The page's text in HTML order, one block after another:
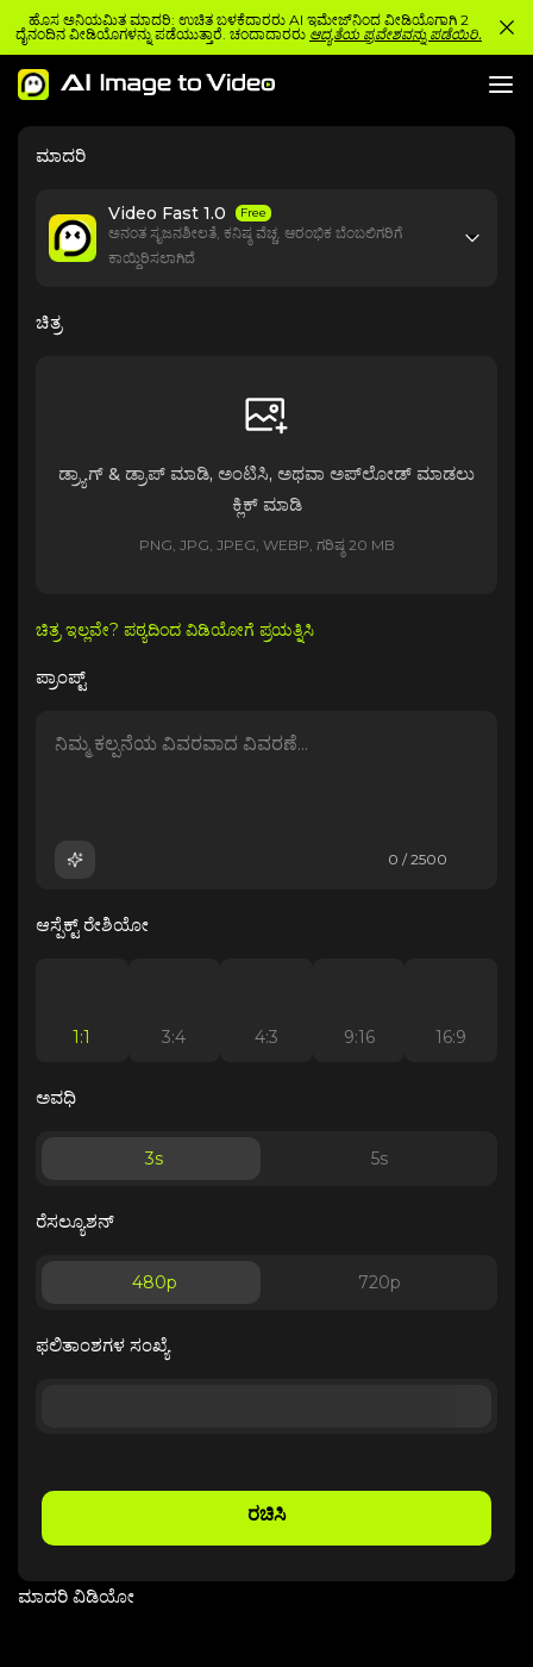
ಹೊಸ ಅನಿಯಮಿತ ಮಾದರಿ: ಉಚಿತ ಬಳಕೆದಾರರು AI ಇಮೇಜ್‌ನಿಂದ ವೀಡಿಯೊಗಾಗಿ 2
ದೈನಂದಿನ ವೀಡಿಯೊಗಳನ್ನು ಪಡೆಯುತ್ತಾರೆ. ಚಂದಾದಾರರು ಆದ್ಯತೆಯ ಪ್ರವೇಶವನ್ನು ಪಡೆಯಿರಿ.
ಮಾದರಿ
Video Fast 1.0 Free
ಅನಂತ ಸೃಜನಶೀಲತೆ, ಕನಿಷ್ಠ ವೆಚ್ಚ. ಆರಂಭಿಕ ಬೆಂಬಲಿಗರಿಗೆ
ಕಾಯ್ದಿರಿಸಲಾಗಿದೆ
ಚಿತ್ರ
ಡ್ರ್ಯಾಗ್ & ಡ್ರಾಪ್ ಮಾಡಿ, ಅಂಟಿಸಿ, ಅಥವಾ ಅಪ್‌ಲೋಡ್ ಮಾಡಲು
ಕ್ಲಿಕ್ ಮಾಡಿ
PNG, JPG, JPEG, WEBP, ಗರಿಷ್ಠ 20 MB
ಚಿತ್ರ ಇಲ್ಲವೇ? ಪಠ್ಯದಿಂದ ವಿಡಿಯೋಗೆ ಪ್ರಯತ್ನಿಸಿ
ಪ್ರಾಂಪ್ಟ್
0 / 2500
ಆಸ್ಪೆಕ್ಟ್ ರೇಶಿಯೋ
1:1 3:4 4:3 9:16 16:9
ಅವಧಿ
3s 5s
ರೆಸಲ್ಯೂಶನ್
480p 720p
ಫಲಿತಾಂಶಗಳ ಸಂಖ್ಯೆ
ರಚಿಸಿ
ಮಾದರಿ ವಿಡಿಯೋ